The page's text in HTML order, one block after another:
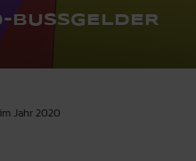
I
Jahr 2020